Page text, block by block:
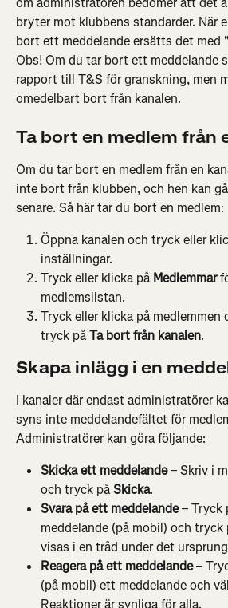
bryter mot klubbens standarder. När
bort ett meddelande ersätts det med
Obs! Om du tar bort ett meddelande
rapport till T&S för granskning, men
omedelbart bort från kanalen.
Ta bort en medlem från
Om du tar bort en medlem från en
inte bort från klubben, och hen kan
senare. Så här tar du bort en medlem:
Öppna kanalen och tryck eller
inställningar.
Tryck eller klicka på Medlemmar
medlemslistan.
Tryck eller klicka på
tryck på Ta bort från kanalen.
Skapa inlägg i en
I kanaler där endast administratörer
syns inte meddelandefältet för
Administratörer kan göra följande:
Skicka ett meddelande – Skriv i
och tryck på Skicka.
Svara på ett meddelande – Tryck
meddelande (på mobil) och tryck
visas i en tråd under det
Reagera på ett meddelande –
(på mobil) ett meddelande och
Reaktioner är synliga för alla.